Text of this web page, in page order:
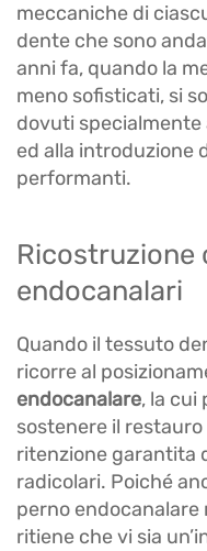
meccaniche di
dente che sono
anni fa, quando la
meno sofisticati, si
dovuti
ed alla introduzione
performanti.
Ricostruzione
endocanalari
Quando il tessuto
ricorre al
endocanalare, la cui
sostenere il
ritenzione garantita
radicolari. Poiché
perno endocanalare
ritiene che vi sia